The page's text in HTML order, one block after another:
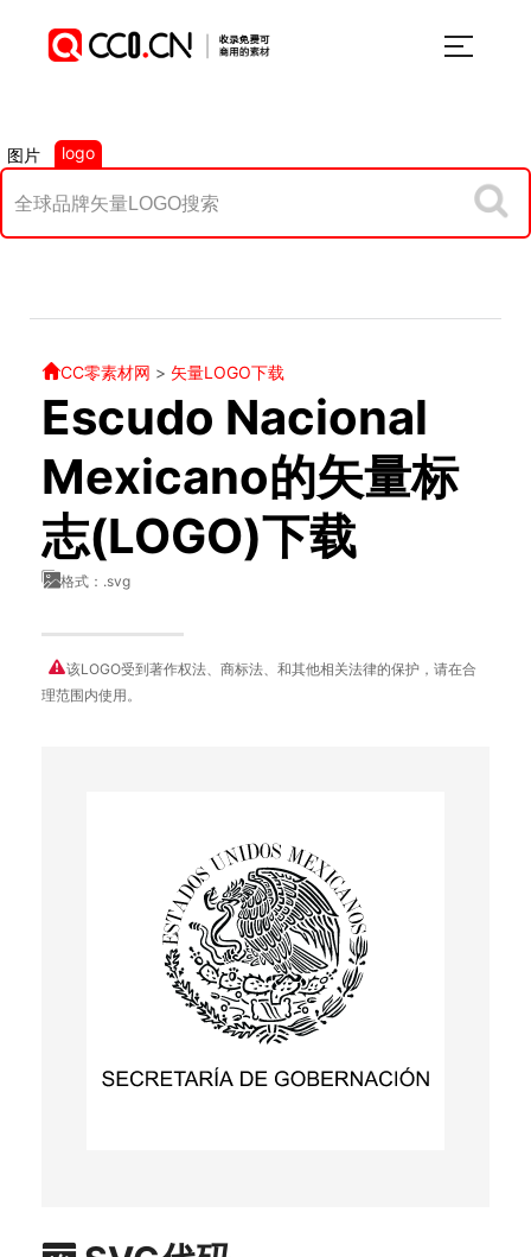
图片 logo
CC零素材网 > 矢量LOGO下载
Escudo Nacional
Mexicano的矢量标
志(LOGO)下载
格式：.svg
该LOGO受到著作权法、商标法、和其他相关法律的保护，请在合
理范围内使用。